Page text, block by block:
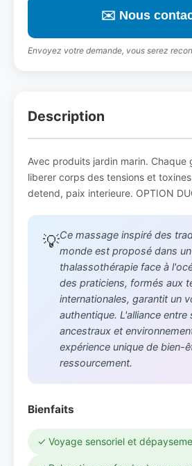
✉️ Nous
Envoyez votre demande, vous serez
Description
Avec produits jardin marin. Chaque
liberer corps des tensions et
detend, paix interieure. OPTION
💡Ce massage inspiré des
monde est proposé dans
thalassothérapie face à
des praticiens, formés aux
internationales, garantit un
authentique. L'alliance entre
ancestraux et
expérience unique de bien-
ressourcement.
Bienfaits
✓ Voyage sensoriel et